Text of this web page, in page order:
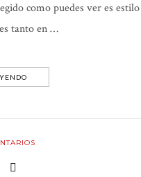
como puedes ver es estilo
tanto en …